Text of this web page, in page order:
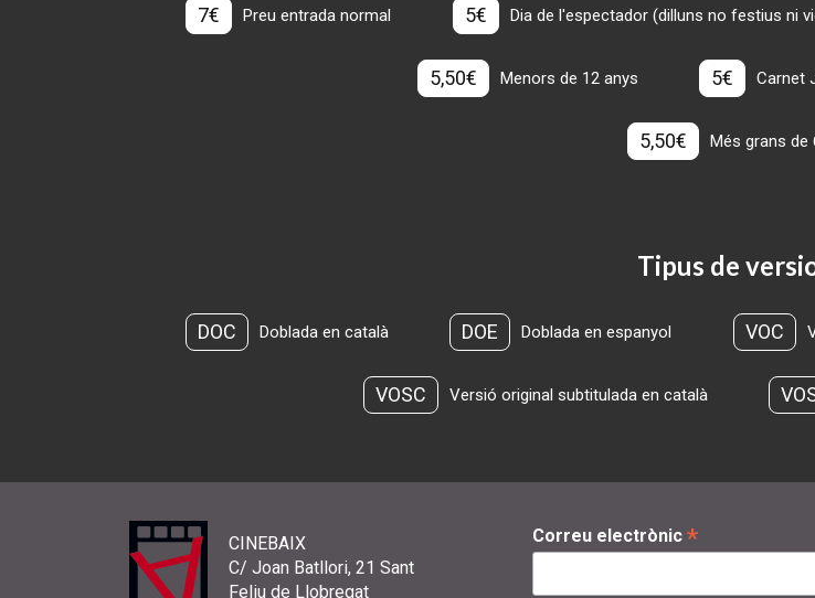
7€ Preu entrada normal 5€ Dia de l'espectador (dilluns no festius ni
5,50€ Menors de 12 anys 5€ Carnet
5,50€ Més grans de
Tipus de
DOC Doblada en català DOE Doblada en espanyol VOC
VOSC Versió original subtitulada en català
CINEBAIX
C/ Joan Batllori, 21 Sant
Feliu de Llobregat
Correu electrònic *